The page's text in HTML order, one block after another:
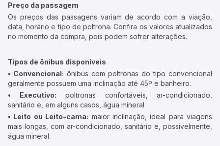
Preço da passagem
Os preços das passagens variam de acordo com a viação,
data, horário e tipo de poltrona. Confira os valores atualizados
no momento da compra, pois podem sofrer alterações.
Tipos de ônibus disponíveis
• Convencional: ônibus com poltronas do tipo convencional
geralmente possuem uma inclinação até 45º e banheiro.
• Executivo: poltronas confortáveis, ar-condicionado,
sanitário e, em alguns casos, água mineral.
• Leito ou Leito-cama: maior inclinação, ideal para viagens
mais longas, com ar-condicionado, sanitário e, possivelmente,
água mineral.